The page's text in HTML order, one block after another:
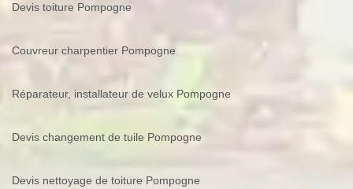
Devis toiture Pompogne
Couvreur charpentier Pompogne
Réparateur, installateur de velux Pompogne
Devis changement de tuile Pompogne
Devis nettoyage de toiture Pompogne